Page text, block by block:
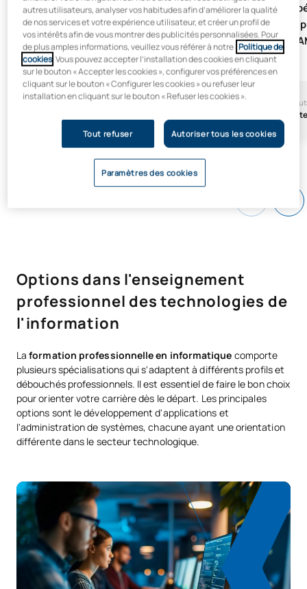
Technicien supérieur » en
administration des systèmes
informatiques en réseau (ASIR)
Début: Durée:
Options dans l'enseignement
professionnel des technologies de
l'information
Laformation professionnelle en informatique comporte
plusieurs spécialisations qui s'adaptent à différents profils et
débouchés professionnels. Il est essentiel de faire le bon choix
pour orienter votre carrière dès le départ. Les principales
options sont le développement d'applications et
l'administration de systèmes, chacune ayant une orientation
différente dans le secteur technologique.
autres utilisateurs, analyser vos habitudes afin d’améliorer la qualité
de nos services et votre expérience utilisateur, et créer un profil de
vos intérêts afin de vous montrer des publicités personnalisées. Pour
de plus amples informations, veuillez vous référer à notre Politique de
cookies . Vous pouvez accepter l’installation des cookies en cliquant
sur le bouton « Accepter les cookies », configurer vos préférences en
cliquant sur le bouton « Configurer les cookies » ou refuser leur
installation en cliquant sur le bouton « Refuser les cookies ».
Tout refuser Autoriser tous les cookies
Paramètres des cookies